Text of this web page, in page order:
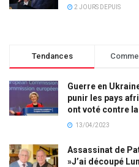
2 JOURS DEPUIS
Tendances
Guerre en
punir les pays
ont voté contre
13/04/2023
Assassinat de
»J’ai découpé